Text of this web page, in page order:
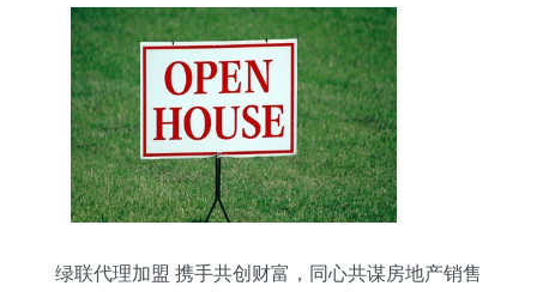
绿联代理加盟 携手共创财富，同心共谋房地产销售